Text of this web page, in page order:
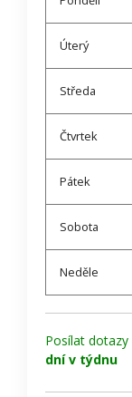
Úterý
Středa
Čtvrtek
Pátek
Sobota
Neděle
Posílat dotazy
dní v týdnu